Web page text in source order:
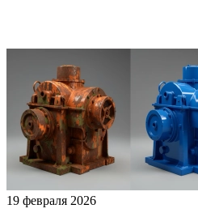
19 февраля 2026